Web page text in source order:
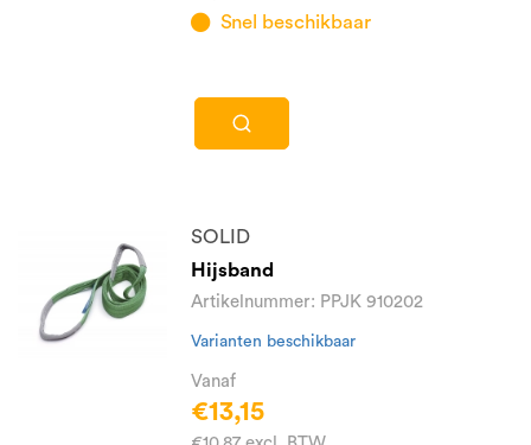
Snel beschikbaar
SOLID
Hijsband
Artikelnummer: PPJK 910202
Varianten beschikbaar
Vanaf
€13,15